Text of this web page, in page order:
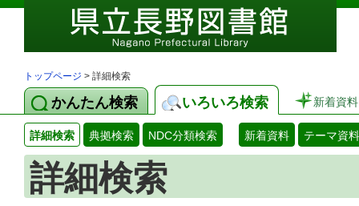
トップページ > 詳細検索
かんたん検索 いろいろ検索 新着資料
詳細検索 典拠検索 NDC分類検索 新着資料 テーマ資料
詳細検索